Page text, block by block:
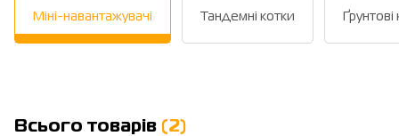
Міні-навантажувачі Тандемні котки
Всього товарів (2)